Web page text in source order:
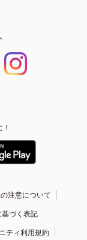
注意について
づく表記
ティ利用規約